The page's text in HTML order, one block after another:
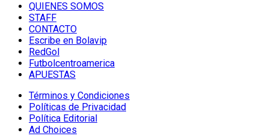
QUIENES SOMOS
STAFF
CONTACTO
Escribe en Bolavip
RedGol
Futbolcentroamerica
APUESTAS
Términos y Condiciones
Políticas de Privacidad
Política Editorial
Ad Choices